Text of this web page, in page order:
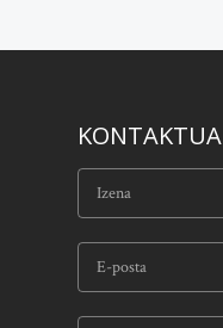
KONTAKTUA